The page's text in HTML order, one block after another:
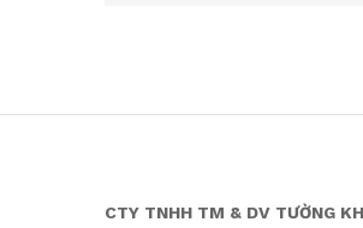
CTY TNHH TM & DV TƯỜNG